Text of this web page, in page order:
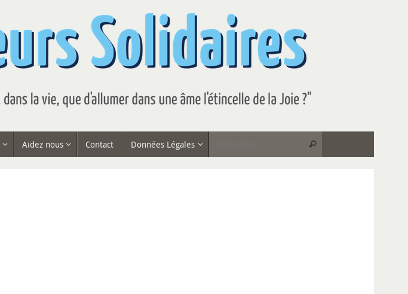
Aidez nous Contact Données Légales Rechercher